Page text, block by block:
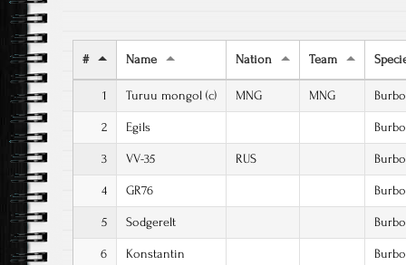
# Name Nation Team
1 Turuu mongol (c) MNG MNG
2 Egils
3 VV-35 RUS
4 GR76
5 Sodgerelt
6 Konstantin